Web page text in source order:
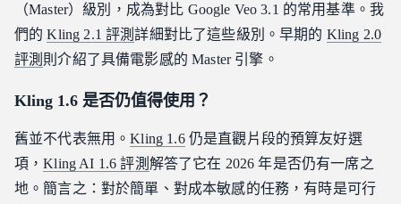
（Master）級別，成為對比 Google Veo 3.1 的常用基準。我
們的Kling 2.1 評測詳細對比了這些級別。早期的 Kling 2.0
評測 則介紹了具備電影感的 Master 引擎。
Kling 1.6 是否仍值得使用？
舊並不代表無用。Kling 1.6仍是直觀片段的預算友好選
項，Kling AI 1.6 評測 解答了它在 2026 年是否仍有一席之
地。簡言之：對於簡單、對成本敏感的任務，有時是可行